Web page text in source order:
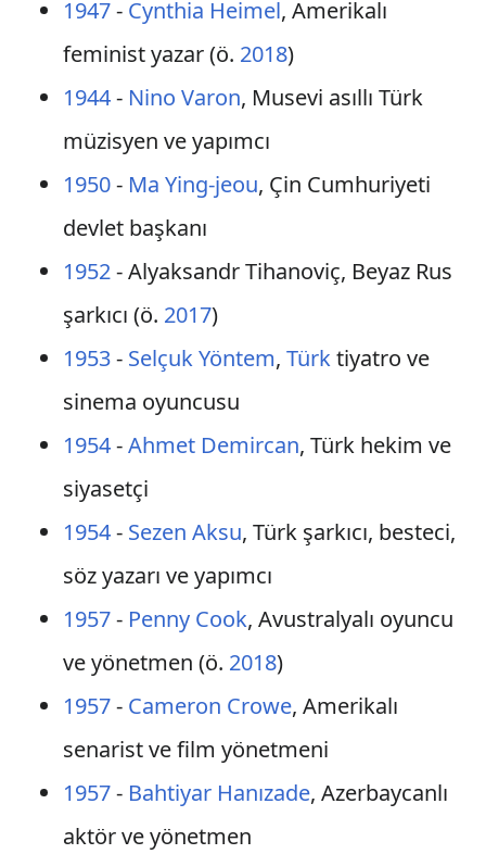
1947- Cynthia Heimel, Amerikalı
feminist yazar (ö. 2018)
1944- Nino Varon, Musevi asıllı Türk
müzisyen ve yapımcı
1950- Ma Ying-jeou, Çin Cumhuriyeti
devlet başkanı
1952- Alyaksandr Tihanoviç, Beyaz Rus
şarkıcı (ö. 2017)
1953- Selçuk Yöntem, Türktiyatro ve
sinema oyuncusu
1954-Ahmet Demircan, Türk hekim ve
siyasetçi
1954- Sezen Aksu, Türk şarkıcı, besteci,
söz yazarı ve yapımcı
1957- Penny Cook, Avustralyalı oyuncu
ve yönetmen (ö. 2018)
1957- Cameron Crowe, Amerikalı
senarist ve film yönetmeni
1957- Bahtiyar Hanızade, Azerbaycanlı
aktör ve yönetmen